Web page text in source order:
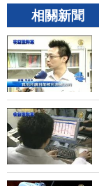
相關新聞